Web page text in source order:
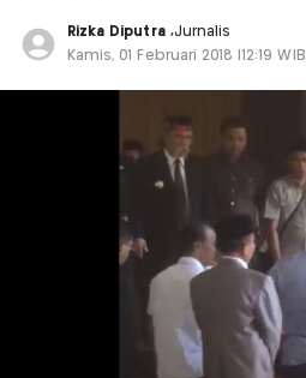
Rizka Diputra ,Jurnalis
Kamis, 01 Februari 2018 |12:19 WIB